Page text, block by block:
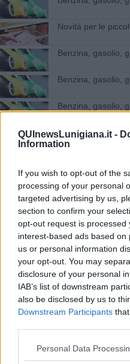
QUInewsLunigiana.it -
Information
If you wish to opt-out of the
processing of your personal
targeted advertising by us,
section to confirm your
opt-out request is processed
interest-based ads based
us or personal information
your opt-out. You may
disclosure of your personal
IAB’s list of downstream
also be disclosed by us to
Downstream Participants
Personal Data
Novità per le
​Benzina, gasolio,
​Benzina, gasolio,
​Benzina, gasolio,
​Benzina, gasolio,
​Benzina, gasolio,
​Benzina, gasolio,
​Benzina, gasolio,
​Benzina, gasolio,
​Benzina, gasolio,
​Benzina, gasolio,
​Benzina, gasolio,